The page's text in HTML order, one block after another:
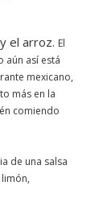
el arroz. El
aún así está
mexicano,
más en la
comiendo
de una salsa